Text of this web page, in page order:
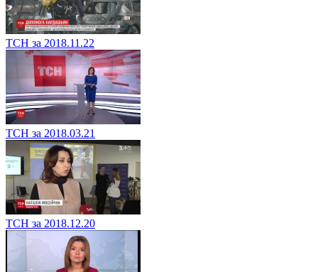
ТСН за 2018.11.22
ТСН за 2018.03.21
ТСН за 2018.12.20